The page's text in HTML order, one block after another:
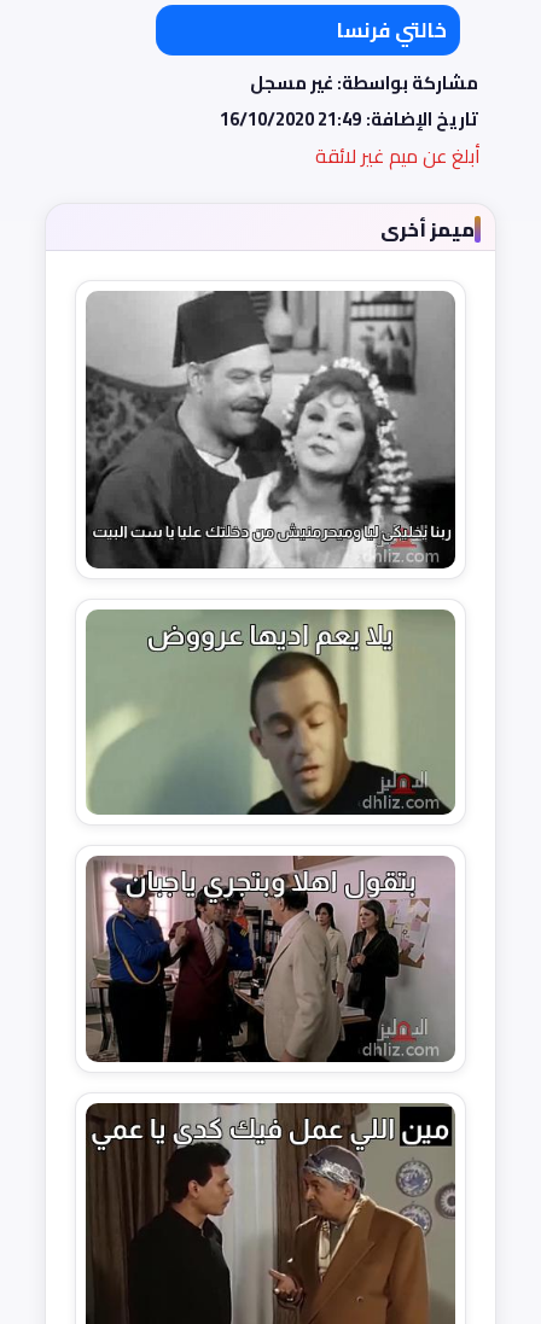
خالتي فرنسا
مشاركة بواسطة: غير مسجل
تاريخ الإضافة:16/10/2020 21:49
أبلغ عن ميم غير لائقة
ميمز أخرى